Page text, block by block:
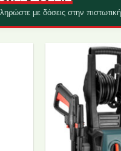
με δόσεις στην